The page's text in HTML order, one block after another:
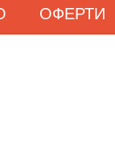
ОФЕРТИ